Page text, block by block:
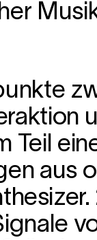
Teil
aus